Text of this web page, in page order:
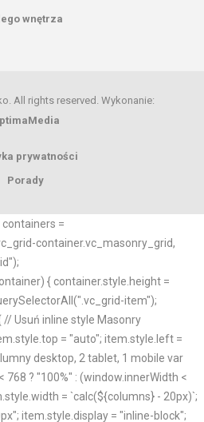
wnętrza
All rights reserved. Wykonanie:
prywatności
Porady
=
container.vc_masonry_grid,
{ container.style.height =
item");
Usuń inline style Masonry
= "auto"; item.style.left =
desktop, 2 tablet, 1 mobile var
768 ? "100%" : (window.innerWidth <
= `calc(${columns} - 20px)`;
item.style.display = "inline-block";